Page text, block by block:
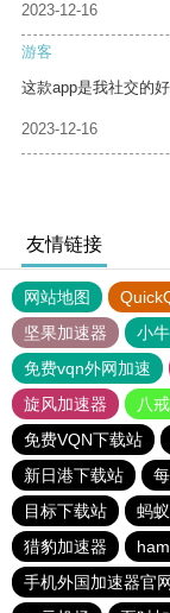
2023-12-16
游客
这款app是我社交的
2023-12-16
友情链接
网站地图
坚果加速器
小
免费vqn外网加速
旋风加速器
八
免费VQN下载站
新日港下载站
目标下载站
蚂
猎豹加速器
手机外国加速器官